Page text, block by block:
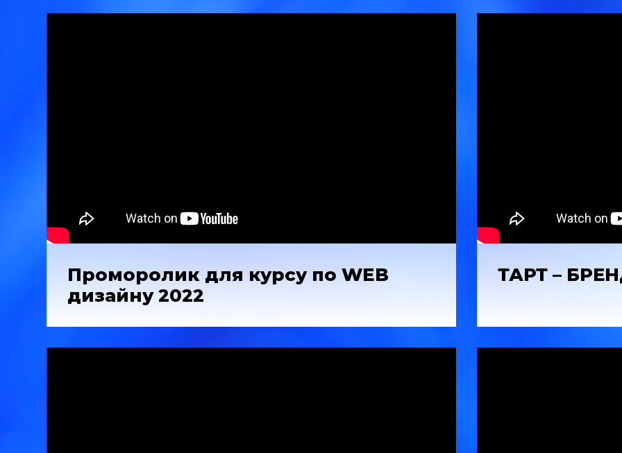
Проморолик для курсу по WEB
дизайну 2022
ТАРТ –